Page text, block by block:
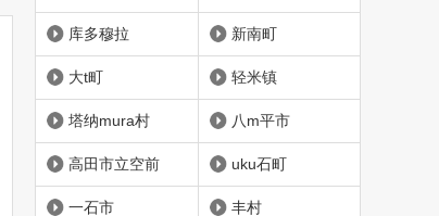
库多穆拉 新南町
大t町 轻米镇
塔纳mura村 八m平市
高田市立空前 uku石町
一石市 丰村